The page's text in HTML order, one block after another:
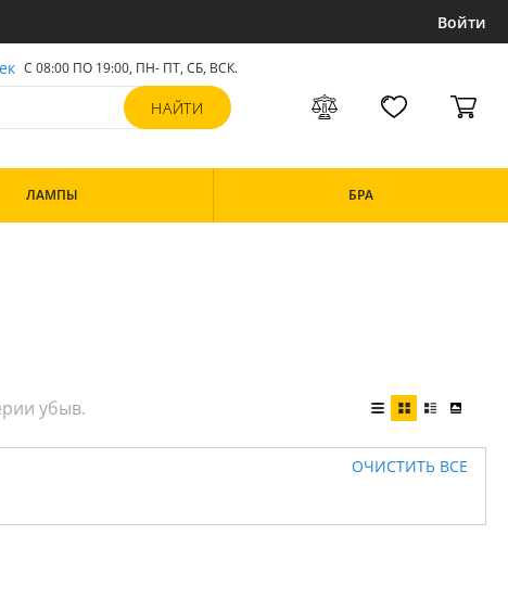
Войти
С 08:00 ПО 19:00, ПН- ПТ, СБ, ВСК.
ЛАМПЫ БРА
ОЧИСТИТЬ ВСЕ